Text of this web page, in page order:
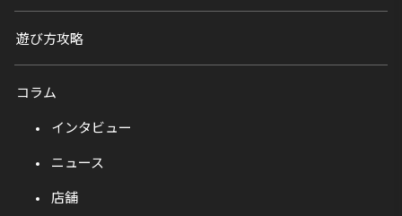
遊び方攻略
コラム
インタビュー
ニュース
店舗